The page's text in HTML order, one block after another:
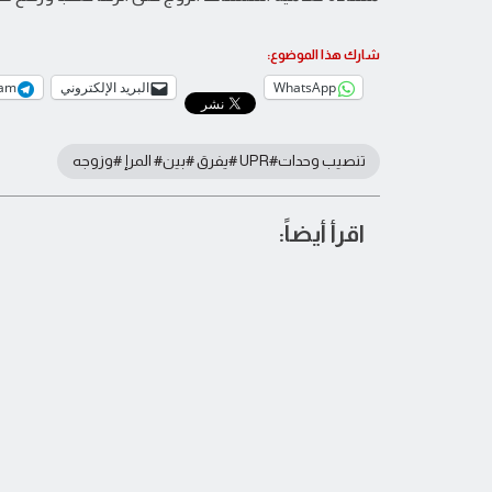
شارك هذا الموضوع:
WhatsApp البريد الإلكتروني
تنصيب وحدات#UPR #يفرق #بين# المرإ #وزوجه
اقرأ أيضاً: